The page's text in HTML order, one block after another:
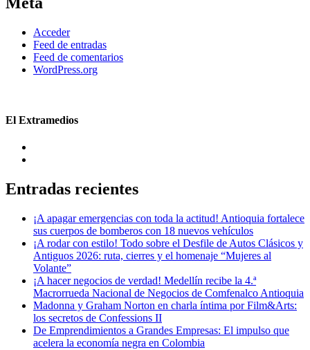
Acceder
Feed de entradas
Feed de comentarios
WordPress.org
El Extramedios
Entradas recientes
¡A apagar emergencias con toda la actitud! Antioquia fortalece
sus cuerpos de bomberos con 18 nuevos vehículos
¡A rodar con estilo! Todo sobre el Desfile de Autos Clásicos y
Antiguos 2026: ruta, cierres y el homenaje “Mujeres al
Volante”
¡A hacer negocios de verdad! Medellín recibe la 4.ª
Macrorrueda Nacional de Negocios de Comfenalco Antioquia
Madonna y Graham Norton en charla íntima por Film&Arts:
los secretos de Confessions II
De Emprendimientos a Grandes Empresas: El impulso que
acelera la economía negra en Colombia